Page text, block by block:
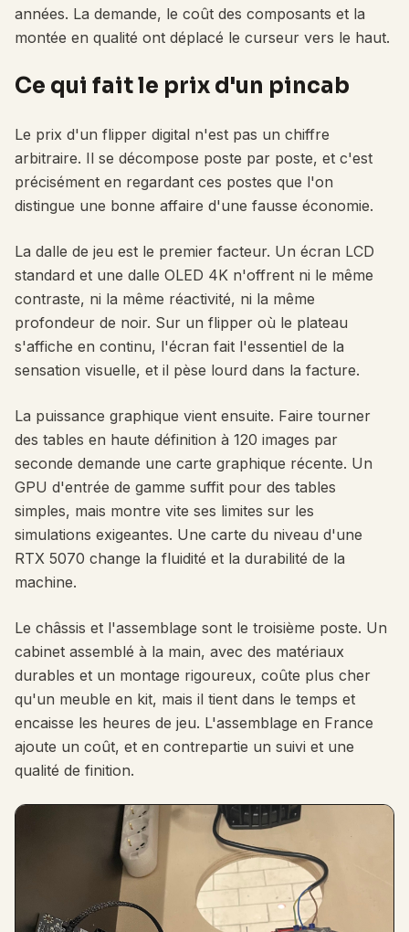
années. La demande, le coût des composants et la
montée en qualité ont déplacé le curseur vers le haut.
Ce qui fait le prix d'un pincab
Le prix d'un flipper digital n'est pas un chiffre
arbitraire. Il se décompose poste par poste, et c'est
précisément en regardant ces postes que l'on
distingue une bonne affaire d'une fausse économie.
La dalle de jeu est le premier facteur. Un écran LCD
standard et une dalle OLED 4K n'offrent ni le même
contraste, ni la même réactivité, ni la même
profondeur de noir. Sur un flipper où le plateau
s'affiche en continu, l'écran fait l'essentiel de la
sensation visuelle, et il pèse lourd dans la facture.
La puissance graphique vient ensuite. Faire tourner
des tables en haute définition à 120 images par
seconde demande une carte graphique récente. Un
GPU d'entrée de gamme suffit pour des tables
simples, mais montre vite ses limites sur les
simulations exigeantes. Une carte du niveau d'une
RTX 5070 change la fluidité et la durabilité de la
machine.
Le châssis et l'assemblage sont le troisième poste. Un
cabinet assemblé à la main, avec des matériaux
durables et un montage rigoureux, coûte plus cher
qu'un meuble en kit, mais il tient dans le temps et
encaisse les heures de jeu. L'assemblage en France
ajoute un coût, et en contrepartie un suivi et une
qualité de finition.